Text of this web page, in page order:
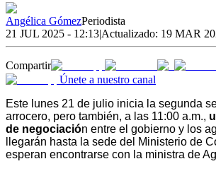
Angélica GómezPeriodista
21 JUL 2025 - 12:13|Actualizado: 19 MAR
Compartir
Únete a nuestro canal
Este lunes 21 de julio inicia la segunda
arrocero, pero también, a las 11:00 a.m.,
de negociación entre el gobierno y los
llegarán hasta la sede del Ministerio de
esperan encontrarse con la ministra de